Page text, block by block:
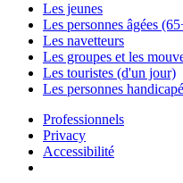
Les jeunes
Les personnes âgées
Les navetteurs
Les groupes et les
Les touristes (d'un jour)
Les personnes
Professionnels
Privacy
Accessibilité